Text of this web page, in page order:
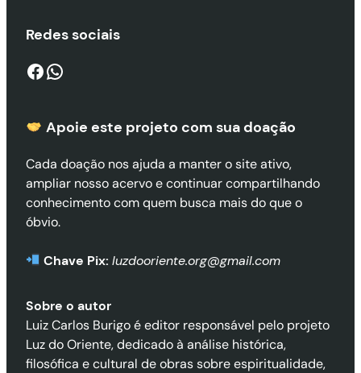
Redes sociais
Facebook WhatsApp
Apoie este projeto com sua doação
Cada doação nos ajuda a manter o site ativo,
ampliar nosso acervo e continuar compartilhando
conhecimento com quem busca mais do que o
óbvio.
Chave Pix: luzdooriente.org@gmail.com
Sobre o autor
Luiz Carlos Burigo é editor responsável pelo projeto
Luz do Oriente, dedicado à análise histórica,
filosófica e cultural de obras sobre espiritualidade,